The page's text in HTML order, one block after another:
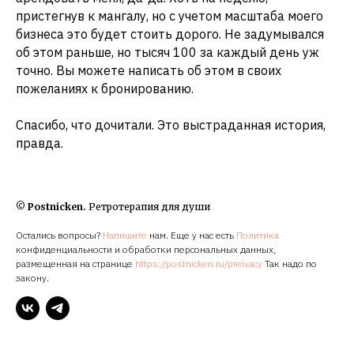
пристегнув к мангалу, но с учетом масштаба моего
бизнеса это будет стоить дорого. Не задумывался
об этом раньше, но тысяч 100 за каждый день уж
точно. Вы можете написать об этом в своих
пожеланиях к бронированию.
Спасибо, что дочитали. Это выстраданная история,
правда.
© Postnicken. Ретротерапия для души
Остались вопросы? Напишите нам. Еще у нас есть Политика
конфиденциальности и обработки персональных данных,
размещенная на странице https://postnicken.ru/preivacy Так надо по
закону.